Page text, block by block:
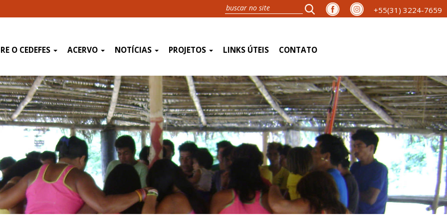
+55(31) 3224-7659
O CEDEFES ACERVO NOTÍCIAS PROJETOS LINKS ÚTEIS CONTATO